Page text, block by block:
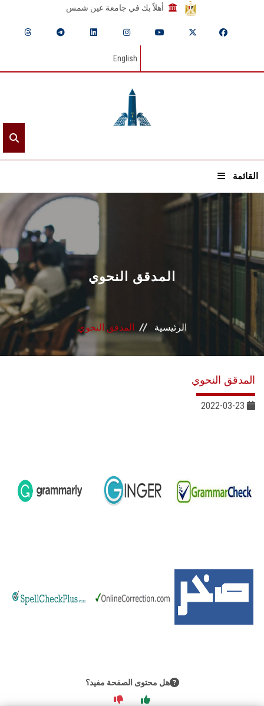
أهلاً بك في جامعة عين شمس
English
القائمة
الرئيسيـة
عن الجامعة
القطاعـات
الشئون الأكاديمية
البحث العلمي
تواصل معنا
الدراسات العليا
المدقق النحوي
الرئيسية المدقق النحوي
المدقق النحوي
هل محتوى الصفحة مفيد؟